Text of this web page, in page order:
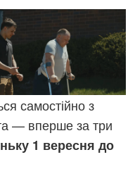
самостійно з
— вперше за три
1 вересня до